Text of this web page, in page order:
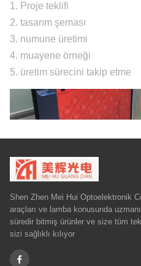
1. Proje teklifi
2. tasarım şeması
3. numune üretimi
4. muayene örneği
5. üretim sürecini takip etme
Shen Zhen Mei Hui Optoelektronik
araçları ve lamba konusunda
süredir bitmiş ürünler ve size tüm
sizi sağlıklı kılıyor